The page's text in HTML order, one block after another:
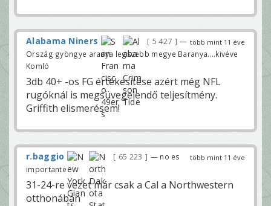
több mint 11 éve
Alabama Niners 5 427
—
Ország gyöngye aranya legszebb megye Baranya....kivéve
Komló
3db 40+ -os FG értékesítése azért még NFL
rugóknál is megsüvegelendő teljesítmény.
Griffith elismerésem!
több mint 11 éve
r.baggio 65 223
— no es
importante
31-24-re vezet már csak a Cal a Northwestern
otthonában